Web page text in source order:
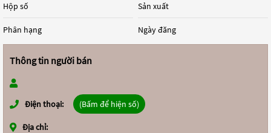
Hộp số
Phân hạng
Sản xuất
Ngày đăng
Thông tin người bán
Điện thoại: (Bấm để hiện số)
Địa chỉ: